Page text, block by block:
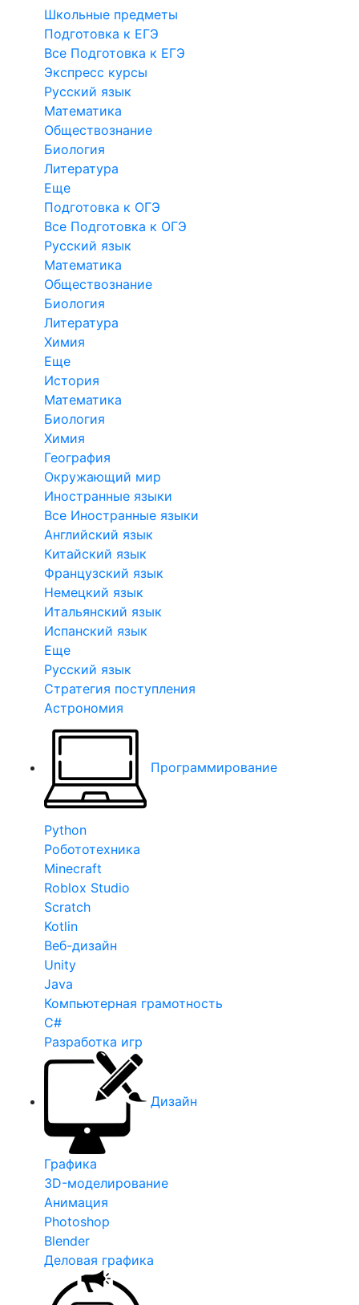
Школьные предметы
Подготовка к ЕГЭ
Все Подготовка к ЕГЭ
Экспресс курсы
Русский язык
Математика
Обществознание
Биология
Литература
Еще
Подготовка к ОГЭ
Все Подготовка к ОГЭ
Русский язык
Математика
Обществознание
Биология
Литература
Химия
Еще
История
Математика
Биология
Химия
География
Окружающий мир
Иностранные языки
Все Иностранные языки
Английский язык
Китайский язык
Французский язык
Немецкий язык
Итальянский язык
Испанский язык
Еще
Русский язык
Стратегия поступления
Астрономия
Программирование
Python
Робототехника
Minecraft
Roblox Studio
Scratch
Kotlin
Веб-дизайн
Unity
Java
Компьютерная грамотность
C#
Разработка игр
Дизайн
Графика
3D-моделирование
Анимация
Photoshop
Blender
Деловая графика